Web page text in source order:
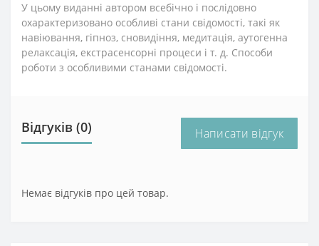
У цьому виданні автором всебічно і послідовно
охарактеризовано особливі стани свідомості, такі як
навіювання, гіпноз, сновидіння, медитація, аутогенна
релаксація, екстрасенсорні процеси і т. д. Способи
роботи з особливими станами свідомості.
Відгуків (0) Написати відгук
Немає відгуків про цей товар.